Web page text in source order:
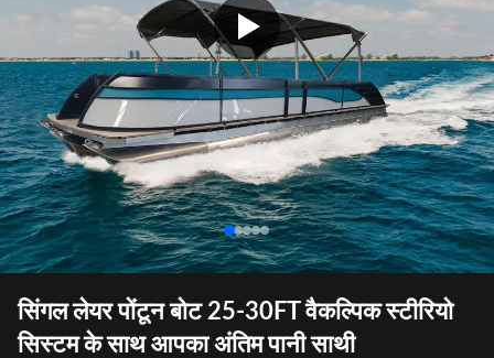
सिंगल लेयर पोंटून बोट 25-30FT वैकल्पिक स्टीरियो
सिस्टम के साथ आपका अंतिम पानी साथी